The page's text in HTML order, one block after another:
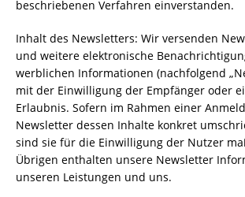
beschriebenen Verfahren einverstanden.
Inhalt des Newsletters: Wir versenden
und weitere elektronische
werblichen Informationen (nachfolgend
mit der Einwilligung der Empfänger oder
Erlaubnis. Sofern im Rahmen einer
Newsletter dessen Inhalte konkret
sind sie für die Einwilligung der Nutzer
Übrigen enthalten unsere Newsletter
unseren Leistungen und uns.